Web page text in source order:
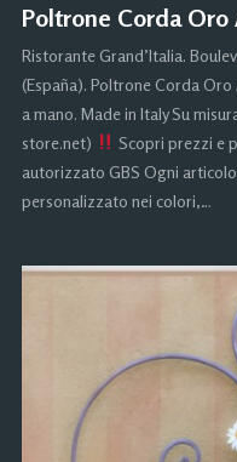
Poltrone Corda Oro
Ristorante Grand’Italia.
(España). Poltrone Corda
a mano. Made in Italy Su
store.net)
Scopri prezzi e
autorizzato GBS Ogni
personalizzato nei colori,…